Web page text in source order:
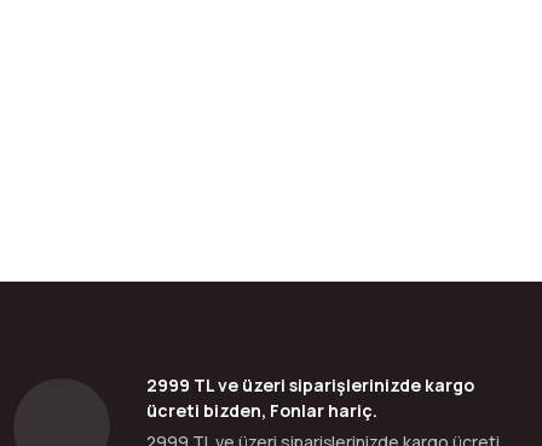
2999 TL ve üzeri siparişlerinizde kargo
ücreti bizden, Fonlar hariç.